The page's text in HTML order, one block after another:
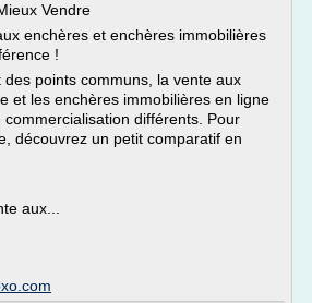
Vendre
enchères et enchères immobilières
!
points communs, la vente aux
et les enchères immobilières en ligne
différents. Pour
découvrez un petit comparatif en
aux...